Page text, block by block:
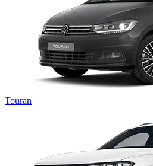
Touran